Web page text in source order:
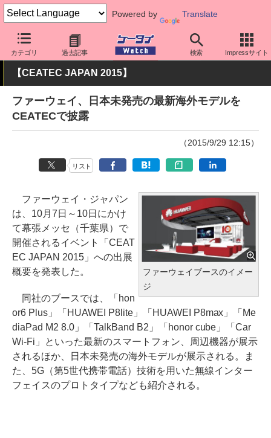
Powered by Translate
カテゴリ 過去記事 検索 Impressサイト
ケータイ Watch OS Android ファーウェイ
【CEATEC JAPAN 2015】
ファーウェイ、日本未発売の最新海外モデルを
CEATECで披露
（2015/9/29 12:15）
リスト
ファーウェイブースのイメー
ジ
ファーウェイ・ジャパン
は、10月7日～10日にかけ
て幕張メッセ（千葉県）で
開催されるイベント「CEAT
EC JAPAN 2015」への出展
概要を発表した。
同社のブースでは、「hon
or6 Plus」「HUAWEI P8lite」「HUAWEI P8max」「Me
diaPad M2 8.0」「TalkBand B2」「honor cube」「Car
Wi-Fi」といった最新のスマートフォン、周辺機器が展示
されるほか、日本未発売の海外モデルが展示される。ま
た、5G（第5世代携帯電話）技術を用いた無線インター
フェイスのプロトタイプなども紹介される。